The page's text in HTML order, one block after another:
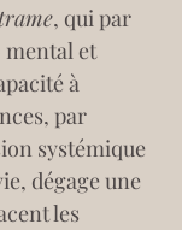
, qui par
mental et
à
par
systémique
dégage une
les